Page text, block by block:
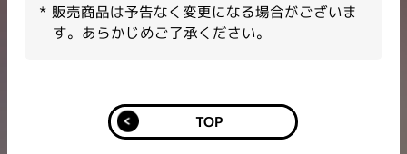
販売商品は予告なく変更になる場合がございま
す。あらかじめご了承ください。
TOP